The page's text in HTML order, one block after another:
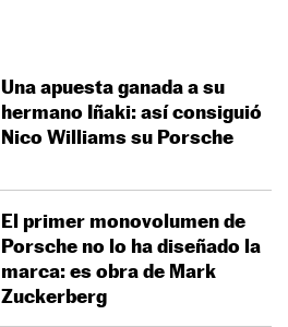
Una apuesta ganada a su
hermano Iñaki: así consiguió
Nico Williams su Porsche
El primer monovolumen de
Porsche no lo ha diseñado la
marca: es obra de Mark
Zuckerberg